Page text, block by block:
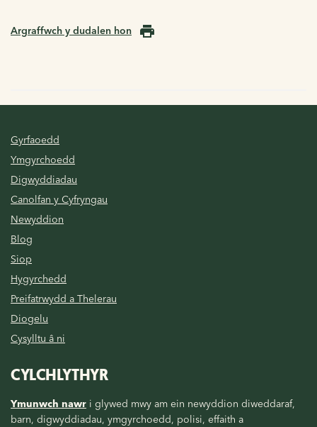
Argraffwch y dudalen hon
Gyrfaoedd
Ymgyrchoedd
Digwyddiadau
Canolfan y Cyfryngau
Newyddion
Blog
Siop
Hygyrchedd
Preifatrwydd a Thelerau
Diogelu
Cysylltu â ni
CYLCHLYTHYR
Ymunwch nawr i glywed mwy am ein newyddion diweddaraf,
barn, digwyddiadau, ymgyrchoedd, polisi, effaith a